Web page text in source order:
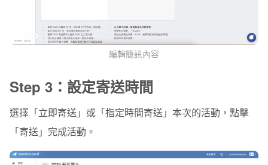
編輯簡訊內容
Step 3：設定寄送時間
選擇「立即寄送」或「指定時間寄送」本次的活動，點擊
「寄送」完成活動。